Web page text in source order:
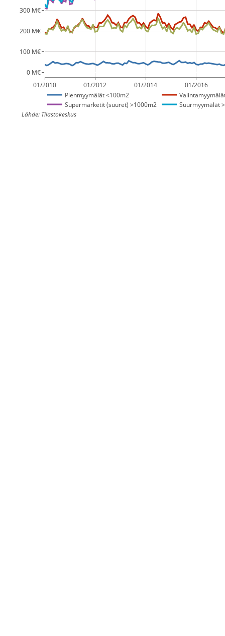
01/2010 01/2012 01/2014 01/2016
0 M€
100 M€
200 M€
300 M€
Pienmyymälät <100m2
Supermarketit (suuret) >1000m2
Suurmyymälät
Lähde: Tilastokeskus